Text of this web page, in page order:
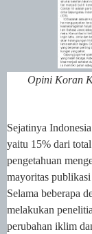
Opini Koran
Sejatinya
yaitu 15% dari
pengetahuan
mayoritas
Selama beberapa
melakukan
perubahan iklim